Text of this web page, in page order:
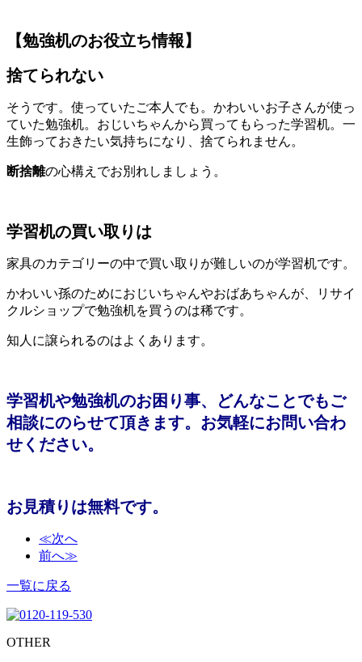
【勉強机のお役立ち情報】
捨てられない
そうです。使っていたご本人でも。かわいいお子さんが使っ
ていた勉強机。おじいちゃんから買ってもらった学習机。一
生飾っておきたい気持ちになり、捨てられません。
断捨離の心構えでお別れしましょう。
学習机の買い取りは
家具のカテゴリーの中で買い取りが難しいのが学習机です。
かわいい孫のためにおじいちゃんやおばあちゃんが、リサイ
クルショップで勉強机を買うのは稀です。
知人に譲られるのはよくあります。
学習机や勉強机のお困り事、どんなことでもご
相談にのらせて頂きます。お気軽にお問い合わ
せください。
お見積りは無料です。
≪次へ
前へ≫
一覧に戻る
OTHER